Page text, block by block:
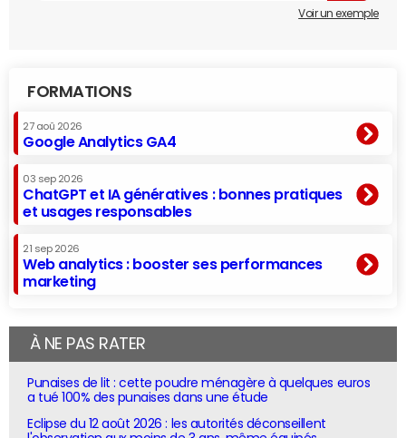
Voir un exemple
FORMATIONS
27 aoû 2026
Google Analytics GA4
03 sep 2026
ChatGPT et IA génératives : bonnes pratiques
et usages responsables
21 sep 2026
Web analytics : booster ses performances
marketing
À NE PAS RATER
Punaises de lit : cette poudre ménagère à quelques euros
a tué 100% des punaises dans une étude
Eclipse du 12 août 2026 : les autorités déconseillent